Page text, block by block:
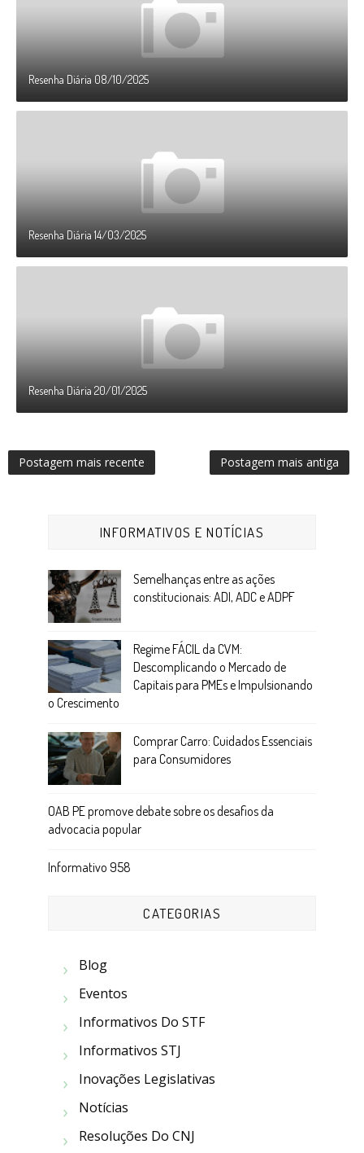
Resenha Diária 08/10/2025
Resenha Diária 14/03/2025
Resenha Diária 20/01/2025
Postagem mais recente Postagem mais antiga
INFORMATIVOS E NOTÍCIAS
Semelhanças entre as ações
constitucionais: ADI, ADC e ADPF
Regime FÁCIL da CVM:
Descomplicando o Mercado de
Capitais para PMEs e Impulsionando
o Crescimento
Comprar Carro: Cuidados Essenciais
para Consumidores
OAB PE promove debate sobre os desafios da
advocacia popular
Informativo 958
CATEGORIAS
Blog
Eventos
Informativos Do STF
Informativos STJ
Inovações Legislativas
Notícias
Resoluções Do CNJ